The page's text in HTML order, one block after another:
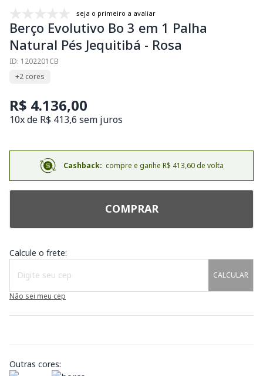
seja o primeiro a avaliar
Berço Evolutivo Bo 3 em 1 Palha
Natural Pés Jequitibá - Rosa
ID: 1202201CB
+2 cores
R$ 4.136,00
10x de R$ 413,6 sem juros
Cashback: compre e ganhe R$ 413,60 de volta
COMPRAR
Calcule o frete:
CALCULAR
Não sei meu cep
Outras cores: